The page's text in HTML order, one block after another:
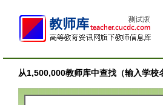
从1,500,000教师库中查找（输入学校